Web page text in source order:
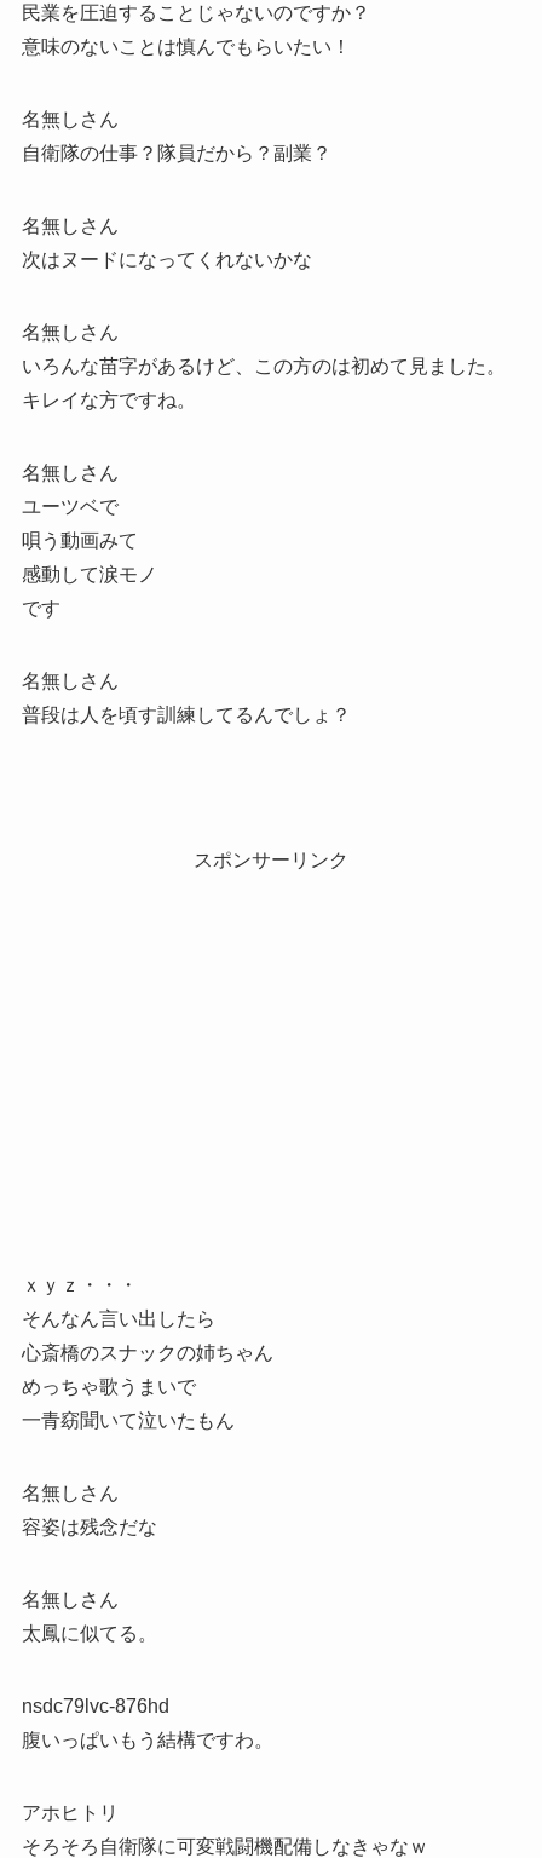
民業を圧迫することじゃないのですか？
意味のないことは慎んでもらいたい！
名無しさん
自衛隊の仕事？隊員だから？副業？
名無しさん
次はヌードになってくれないかな
名無しさん
いろんな苗字があるけど、この方のは初めて見ました。
キレイな方ですね。
名無しさん
ユーツベで
唄う動画みて
感動して涙モノ
です
名無しさん
普段は人を頃す訓練してるんでしょ？
スポンサーリンク
ｘｙｚ・・・
そんなん言い出したら
心斎橋のスナックの姉ちゃん
めっちゃ歌うまいで
一青窈聞いて泣いたもん
名無しさん
容姿は残念だな
名無しさん
太鳳に似てる。
nsdc79lvc-876hd
腹いっぱいもう結構ですわ。
アホヒトリ
そろそろ自衛隊に可変戦闘機配備しなきゃなｗ